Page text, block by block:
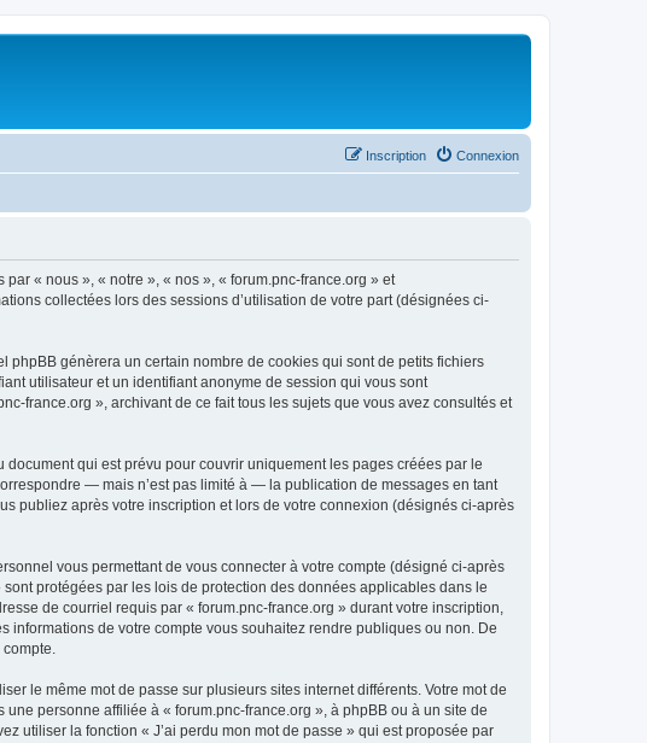
Connexion
Inscription
« nous », « notre », « nos », « forum.pnc-france.org » et
collectées lors des sessions d’utilisation de votre part (désignées ci-
génèrera un certain nombre de cookies qui sont de petits fichiers
utilisateur et un identifiant anonyme de session qui vous sont
france.org », archivant de ce fait tous les sujets que vous avez consultés et
qui est prévu pour couvrir uniquement les pages créées par le
— mais n’est pas limité à — la publication de messages en tant
publiez après votre inscription et lors de votre connexion (désignés ci-après
vous permettant de vous connecter à votre compte (désigné ci-après
protégées par les lois de protection des données applicables dans le
de courriel requis par « forum.pnc-france.org » durant votre inscription,
de votre compte vous souhaitez rendre publiques ou non. De
le même mot de passe sur plusieurs sites internet différents. Votre mot de
personne affiliée à « forum.pnc-france.org », à phpBB ou à un site de
utiliser la fonction « J’ai perdu mon mot de passe » qui est proposée par